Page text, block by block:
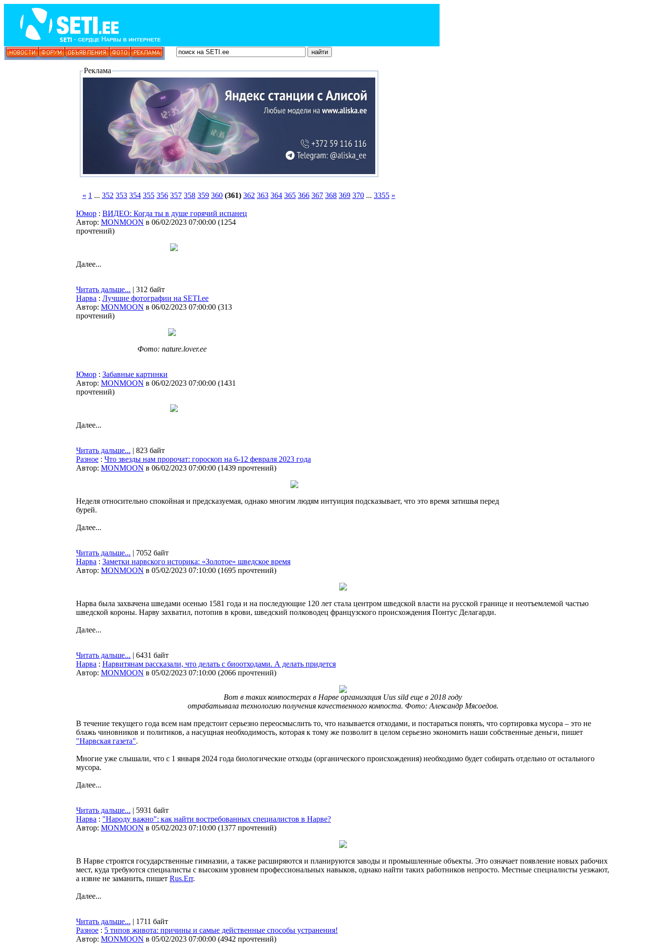
Реклама
« 1 ... 352 353 354 355 356 357 358 359 360 (361) 362 363 364 365 366 367 368 369 370 ... 3355 »
Юмор : ВИДЕО: Когда ты в душе горячий испанец
Автор: MONMOON в 06/02/2023 07:00:00 (1254
прочтений)
Далее...
Читать дальше... | 312 байт
Нарва : Лучшие фотографии на SETI.ee
Автор: MONMOON в 06/02/2023 07:00:00 (313
прочтений)
Фото: nature.lover.ee
Юмор : Забавные картинки
Автор: MONMOON в 06/02/2023 07:00:00 (1431
прочтений)
Далее...
Читать дальше... | 823 байт
Разное : Что звезды нам пророчат: гороскоп на 6-12 февраля 2023 года
Автор: MONMOON в 06/02/2023 07:00:00 (1439 прочтений)
Неделя относительно спокойная и предсказуемая, однако многим людям интуиция подсказывает, что это время затишья перед
бурей.
Далее...
Читать дальше... | 7052 байт
Нарва : Заметки нарвского историка: «Золотое» шведское время
Автор: MONMOON в 05/02/2023 07:10:00 (1695 прочтений)
Нарва была захвачена шведами осенью 1581 года и на последующие 120 лет стала центром шведской власти на русской границе и неотъемлемой частью
шведской короны. Нарву захватил, потопив в крови, шведский полководец французского происхождения Понтус Делагарди.
Далее...
Читать дальше... | 6431 байт
Нарва : Нарвитянам рассказали, что делать с биоотходами. А делать придется
Автор: MONMOON в 05/02/2023 07:10:00 (2066 прочтений)
Вот в таких компостерах в Нарве организация Uus sild еще в 2018 году
отрабатывала технологию получения качественного компоста. Фото: Александр Мясоедов.
В течение текущего года всем нам предстоит серьезно переосмыслить то, что называется отходами, и постараться понять, что сортировка мусора – это не
блажь чиновников и политиков, а насущная необходимость, которая к тому же позволит в целом серьезно экономить наши собственные деньги, пишет
"Нарвская газета".
Многие уже слышали, что с 1 января 2024 года биологические отходы (органического происхождения) необходимо будет собирать отдельно от остального
мусора.
Далее...
Читать дальше... | 5931 байт
Нарва : "Народу важно": как найти востребованных специалистов в Нарве?
Автор: MONMOON в 05/02/2023 07:10:00 (1377 прочтений)
В Нарве строятся государственные гимназии, а также расширяются и планируются заводы и промышленные объекты. Это означает появление новых рабочих
мест, куда требуются специалисты с высоким уровнем профессиональных навыков, однако найти таких работников непросто. Местные специалисты уезжают,
а извне не заманить, пишет Rus.Err.
Далее...
Читать дальше... | 1711 байт
Разное : 5 типов живота: причины и самые действенные способы устранения!
Автор: MONMOON в 05/02/2023 07:00:00 (4942 прочтений)